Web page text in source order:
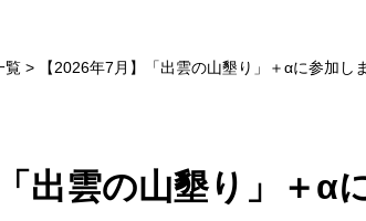
覧 > 【2026年7月】「出雲の山墾り」＋αに参加し
出雲の山墾り」＋α